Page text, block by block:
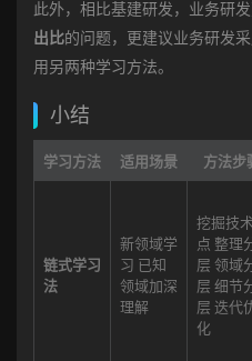
此外，相比基建研发，业务研
出比的问题，更建议业务研发
用另两种学习方法。
小结
学习方法 适用场景 方法步
链式学习
法
新领域学
习 已知
领域加深
理解
挖掘技术
点 整理
层 领域
层 细节
层 迭代
化